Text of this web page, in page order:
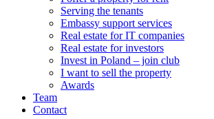
Serving the tenants
Embassy support services
Real estate for IT companies
Real estate for investors
Invest in Poland – join club
I want to sell the property
Awards
Team
Contact